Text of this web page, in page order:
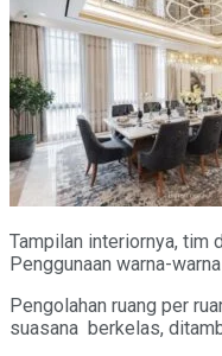
Tampilan interiornya, tim
Penggunaan warna-
Pengolahan ruang per
suasana berkelas,